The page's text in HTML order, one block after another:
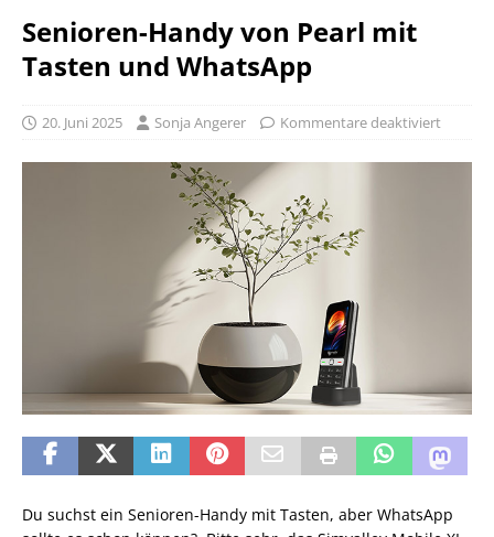
Senioren-Handy von Pearl mit
Tasten und WhatsApp
20. Juni 2025 Sonja Angerer Kommentare deaktiviert
Du suchst ein Senioren-Handy mit Tasten, aber WhatsApp